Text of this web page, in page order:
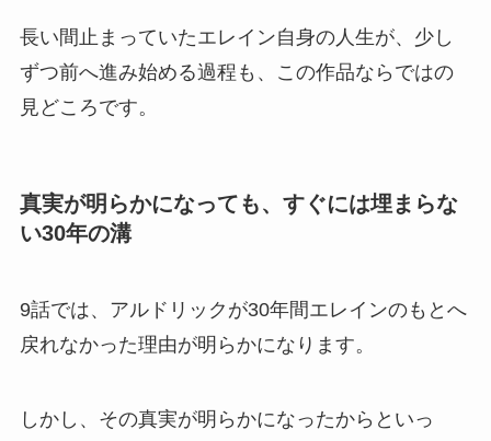
長い間止まっていたエレイン自身の人生が、少し
ずつ前へ進み始める過程も、この作品ならではの
見どころです。
真実が明らかになっても、すぐには埋まらな
い30年の溝
9話では、アルドリックが30年間エレインのもとへ
戻れなかった理由が明らかになります。
しかし、その真実が明らかになったからといっ